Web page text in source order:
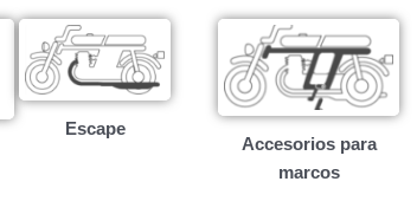
Escape
Accesorios para
marcos